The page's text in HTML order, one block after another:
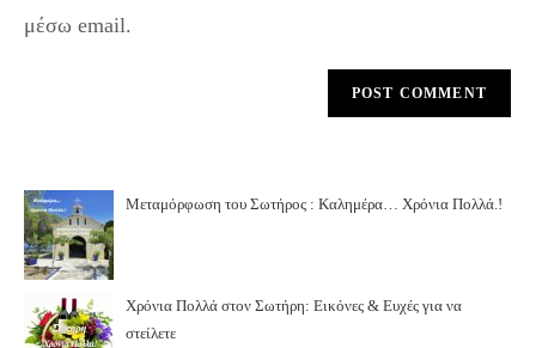
μέσω email.
Μεταμόρφωση του Σωτήρος : Καλημέρα… Χρόνια Πολλά.!
Χρόνια Πολλά στον Σωτήρη: Εικόνες & Ευχές για να
στείλετε